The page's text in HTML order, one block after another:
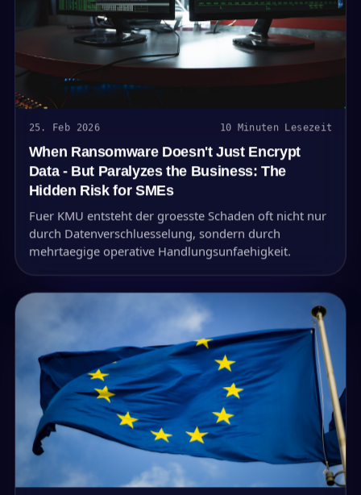
25. Feb 2026 10 Minuten Lesezeit
When Ransomware Doesn't Just Encrypt
Data - But Paralyzes the Business: The
Hidden Risk for SMEs
Fuer KMU entsteht der groesste Schaden oft nicht nur
durch Datenverschluesselung, sondern durch
mehrtaegige operative Handlungsunfaehigkeit.